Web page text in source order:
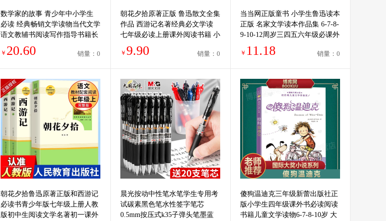
数学家的故事 青少年中小学生
必读 经典畅销文学读物当代文学
语文教辅书阅读写作指导书籍长
篇随笔散文小说书籍
￥ 20.60 销量：0
朝花夕拾原著正版 鲁迅散文全集
作品 西游记名著经典必文学读
七年级必读上册课外阅读书籍 小
学初中生五六推荐书目 小说经典
读本
￥ 9.90 销量：0
当当网正版童书 小学生鲁迅读本
正版 名家文学读本作品集 6-7-8-
9-10-12周岁三四五六年级必课外
的阅读书籍儿童文学榜样的力量
书籍
￥ 11.18 销量：0
朝花夕拾鲁迅原著正版和西游记
必读书青少年版七年级上册人教
版初中生阅读文学名著初一课外
晨光按动中性笔水笔学生专用考
试碳素黑色笔水性签字笔芯
0.5mm按压式k35子弹头笔墨蓝
傻狗温迪克三年级新蕾出版社正
版小学生四年级课外书必读阅读
书籍儿童文学读物6-7-8-10岁 大